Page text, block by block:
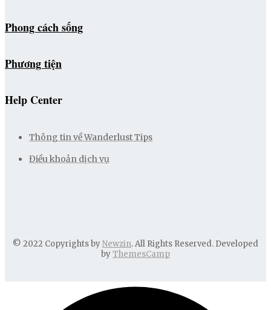
Phong cách sống
Phương tiện
Help Center
Thông tin về Wanderlust Tips
Điều khoản dịch vụ
© 2022 Copyrights byNewzin. All Rights Reserved. Developed
byThemesCamp